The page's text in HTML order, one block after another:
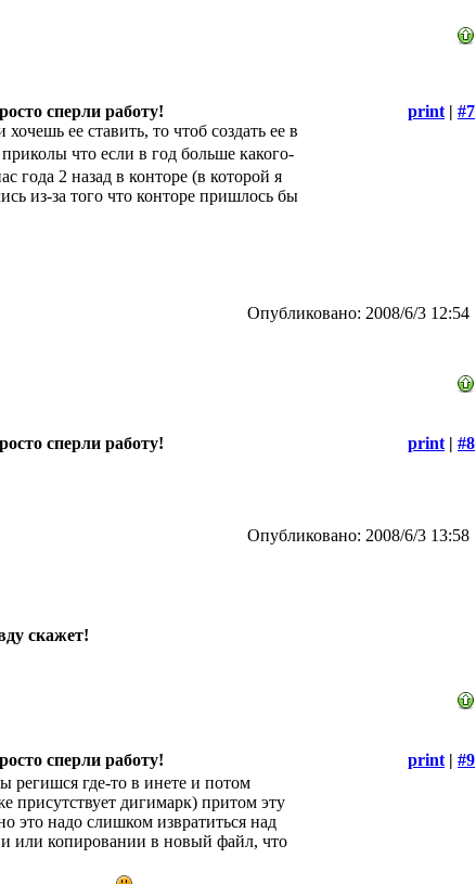
сперли работу! print | #7
ее ставить, то чтоб создать ее в
что если в год больше какого-
года 2 назад в конторе (в которой я
из-за того что конторе пришлось бы
Опубликовано: 2008/6/3 12:54
сперли работу! print | #8
Опубликовано: 2008/6/3 13:58
скажет!
сперли работу! print | #9
регишся где-то в инете и потом
дигимарк) притом эту
это надо слишком извратиться над
или копировании в новый файл, что